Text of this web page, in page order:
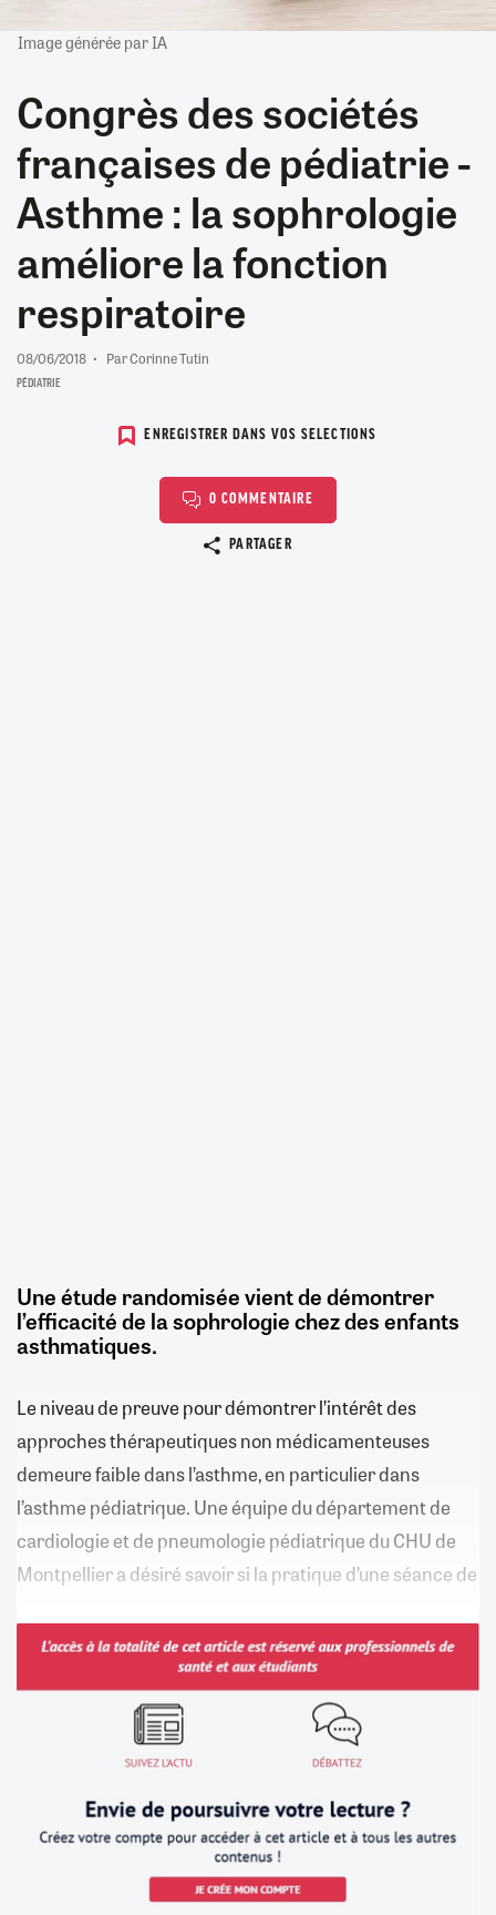
Image générée par IA
Congrès des sociétés
françaises de pédiatrie -
Asthme : la sophrologie
améliore la fonction
respiratoire
08/06/2018 Par Corinne Tutin
PÉDIATRIE
ENREGISTRER DANS VOS SELECTIONS
0 COMMENTAIRE
PARTAGER
Une étude randomisée vient de démontrer
l’efficacité de la sophrologie chez des enfants
asthmatiques.
Le niveau de preuve pour démontrer l’intérêt des
approches thérapeutiques non médicamenteuses
demeure faible dans l’asthme, en particulier dans
l’asthme pédiatrique. Une équipe du département de
cardiologie et de pneumologie pédiatrique du CHU de
Montpellier a désiré savoir si la pratique d’une séance de